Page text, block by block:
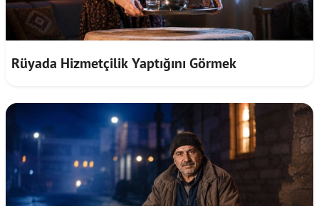
Rüyada Hizmetçilik Yaptığını Görmek